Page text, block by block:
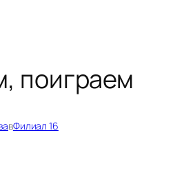
поиграем
вФилиал 16